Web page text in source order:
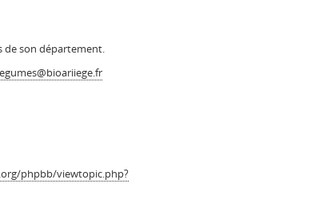
de son département.
phpbb/viewtopic.php?